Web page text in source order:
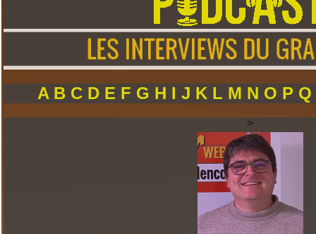
A B C D E F G H IJ K L M N O P
>